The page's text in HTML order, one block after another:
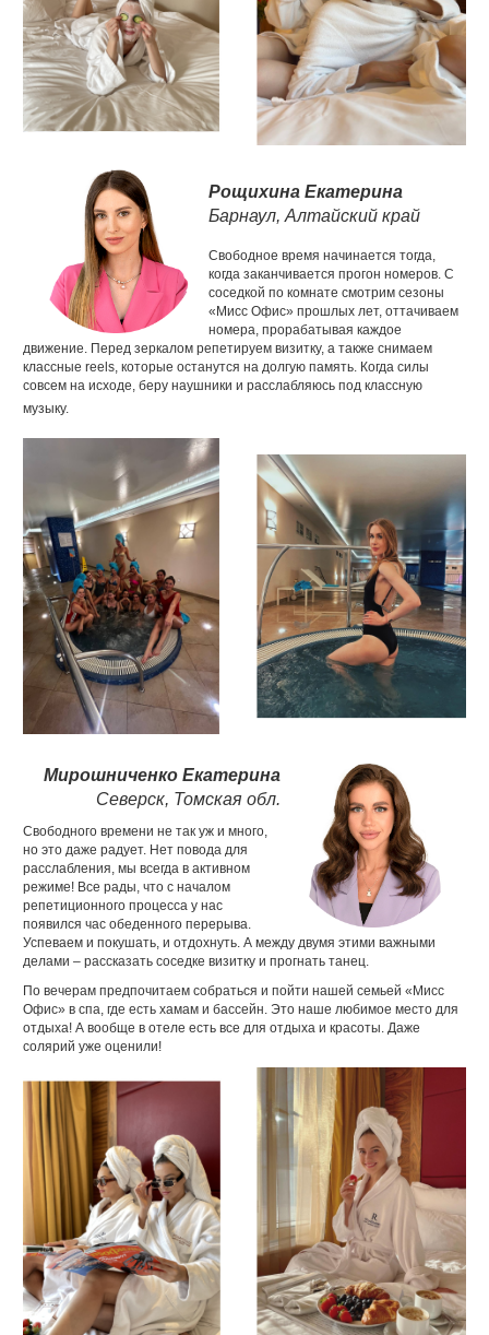
Рощихина Екатерина
Барнаул, Алтайский край
Свободное время начинается тогда,
когда заканчивается прогон номеров. С
соседкой по комнате смотрим сезоны
«Мисс Офис» прошлых лет, оттачиваем
номера, прорабатывая каждое
движение. Перед зеркалом репетируем визитку, а также снимаем
классные reels, которые останутся на долгую память. Когда силы
совсем на исходе, беру наушники и расслабляюсь под классную
музыку.
Мирошниченко Екатерина
Северск, Томская обл.
Свободного времени не так уж и много,
но это даже радует. Нет повода для
расслабления, мы всегда в активном
режиме! Все рады, что с началом
репетиционного процесса у нас
появился час обеденного перерыва.
Успеваем и покушать, и отдохнуть. А между двумя этими важными
делами – рассказать соседке визитку и прогнать танец.
По вечерам предпочитаем собраться и пойти нашей семьей «Мисс
Офис» в спа, где есть хамам и бассейн. Это наше любимое место для
отдыха! А вообще в отеле есть все для отдыха и красоты. Даже
солярий уже оценили!